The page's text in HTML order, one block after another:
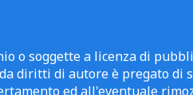
o soggette a licenza di
diritti di autore è pregato di
ed all'eventuale